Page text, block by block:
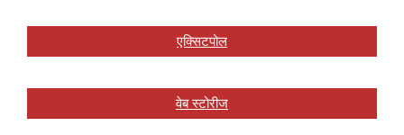
एक्सिटपोल
वेब स्टोरीज